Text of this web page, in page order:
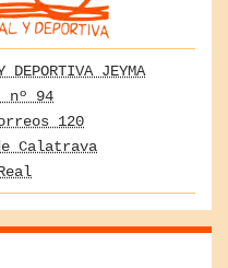
DEPORTIVA JEYMA
94
120
Calatrava